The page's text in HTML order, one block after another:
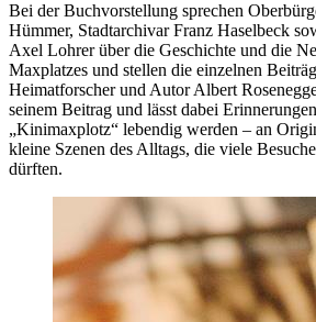
Bei der Buchvorstellung sprechen
Hümmer, Stadtarchivar Franz Haselbeck
Axel Lohrer über die Geschichte und die
Maxplatzes und stellen die einzelnen
Heimatforscher und Autor Albert
seinem Beitrag und lässt dabei
„Kinimaxplotz“ lebendig werden – an
kleine Szenen des Alltags, die viele
dürften.